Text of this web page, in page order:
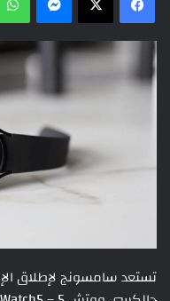
تستعد سامسونج لإطلاق